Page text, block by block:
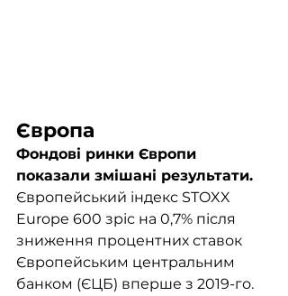
Європа
Фондові ринки Європи
показали змішані результати.
Європейський індекс STOXX
Europe 600 зріс на 0,7% після
зниження процентних ставок
Європейським центральним
банком (ЄЦБ) вперше з 2019-го.